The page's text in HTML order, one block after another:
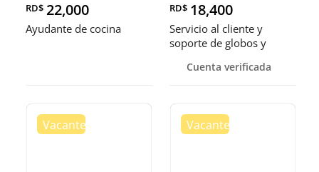
RD$ 22,000
Ayudante de cocina
RD$ 18,400
Servicio al cliente y
soporte de globos y
Cuenta verificada